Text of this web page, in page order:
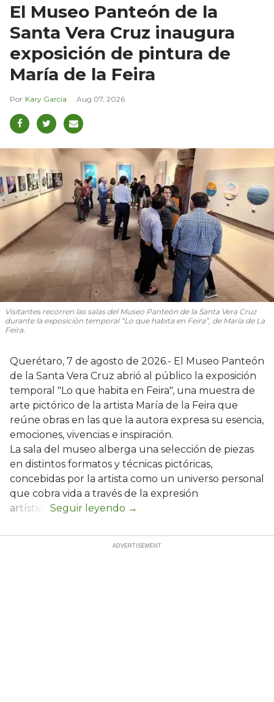
El Museo Panteón de la
Santa Vera Cruz inaugura
exposición de pintura de
María de la Feira
Kary García Aug 07, 2026
Visitantes recorren las salas del Museo Panteón de la Santa Vera Cruz
durante la exposición temporal “Lo que habita en Feira”, de María de La
Feira.
Querétaro, 7 de agosto de 2026.- El Museo Panteón
de la Santa Vera Cruz abrió al público la exposición
temporal "Lo que habita en Feira", una muestra de
arte pictórico de la artista María de la Feira que
reúne obras en las que la autora expresa su esencia,
emociones, vivencias e inspiración.
La sala del museo alberga una selección de piezas
en distintos formatos y técnicas pictóricas,
concebidas por la artista como un universo personal
que cobra vida a través de la expresión
artística.